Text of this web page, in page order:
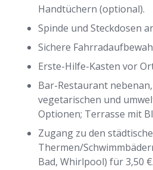
Handtüchern (optional).
Spinde und Steckdosen
Sichere
Erste-Hilfe-Kasten vor
Bar-Restaurant
vegetarischen und
Optionen; Terrasse mit
Zugang zu den
Thermen/
Bad, Whirlpool) für 3,50